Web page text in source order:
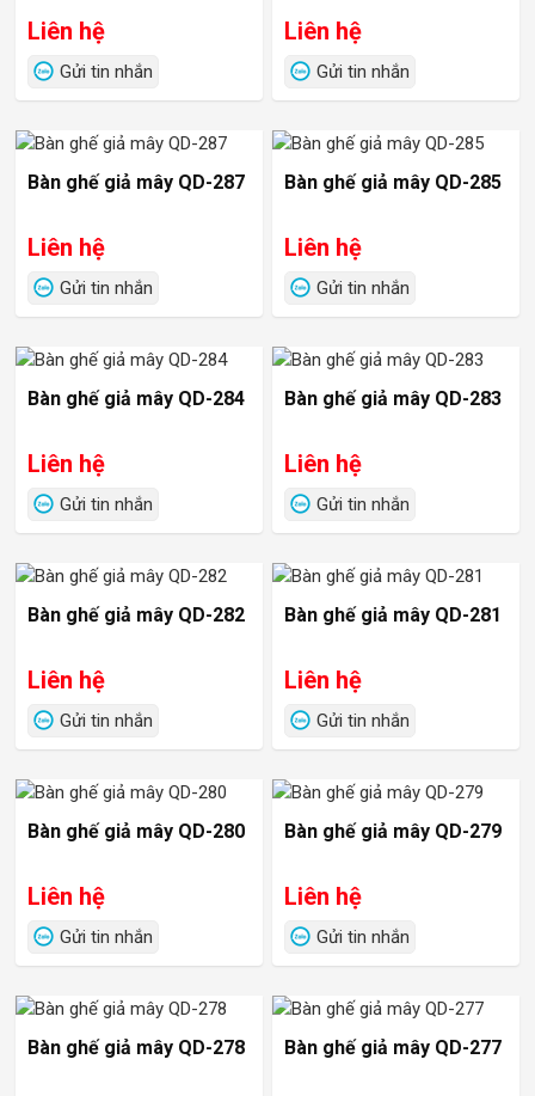
Liên hệ
Gửi tin nhắn
Liên hệ
Gửi tin nhắn
Bàn ghế giả mây QD-287
Liên hệ
Gửi tin nhắn
Bàn ghế giả mây QD-285
Liên hệ
Gửi tin nhắn
Bàn ghế giả mây QD-284
Liên hệ
Gửi tin nhắn
Bàn ghế giả mây QD-283
Liên hệ
Gửi tin nhắn
Bàn ghế giả mây QD-282
Liên hệ
Gửi tin nhắn
Bàn ghế giả mây QD-281
Liên hệ
Gửi tin nhắn
Bàn ghế giả mây QD-280
Liên hệ
Gửi tin nhắn
Bàn ghế giả mây QD-279
Liên hệ
Gửi tin nhắn
Bàn ghế giả mây QD-278 Bàn ghế giả mây QD-277